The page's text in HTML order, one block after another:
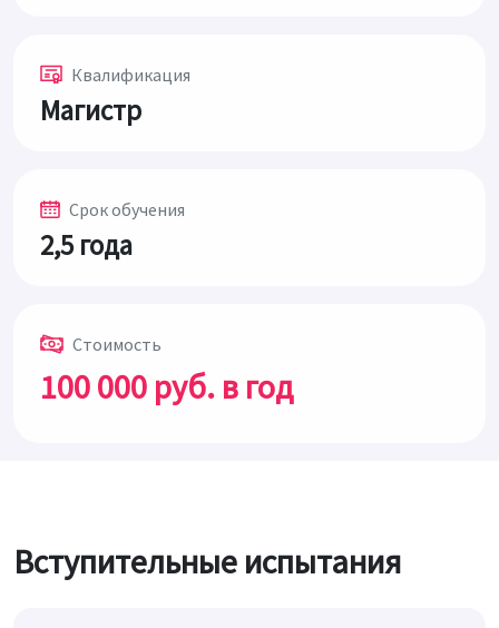
Квалификация
Магистр
Срок обучения
2,5 года
Стоимость
100 000 руб. в год
Вступительные испытания